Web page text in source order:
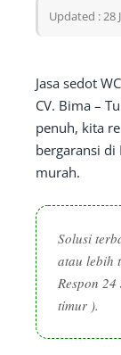
Updated : 28
Jasa sedot
CV. Bima –
penuh, kita
bergaransi di
murah.
Solusi
atau lebih
Respon
timur ).